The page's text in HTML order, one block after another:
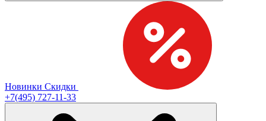
Новинки Скидки
+7(495) 727-11-33